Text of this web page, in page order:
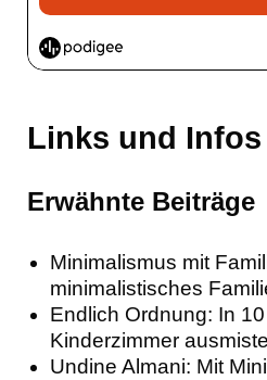
Links und
Erwähnte Beiträge
Minimalismus mit
minimalistisches
Endlich Ordnung: In
Kinderzimmer
Undine Almani: Mit